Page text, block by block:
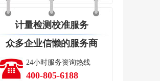
计量检测校准服务
众多企业信懒的服务商
24小时服务资询热线
400-805-6188